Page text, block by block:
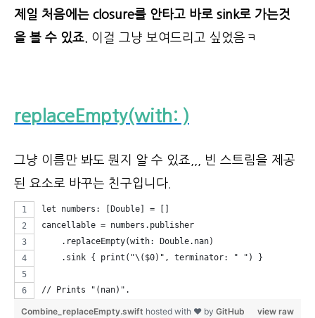
제일 처음에는 closure를 안타고 바로 sink로 가는것
을 볼 수 있죠. 이걸 그냥 보여드리고 싶었음ㅋ
replaceEmpty(with: )
그냥 이름만 봐도 뭔지 알 수 있죠,,, 빈 스트림을 제공
된 요소로 바꾸는 친구입니다.
let numbers: [Double] = []
cancellable = numbers.publisher
    .replaceEmpty(with: Double.nan)
    .sink { print("\($0)", terminator: " ") }
// Prints "(nan)".
view raw
Combine_replaceEmpty.swift hosted with ❤ by GitHub